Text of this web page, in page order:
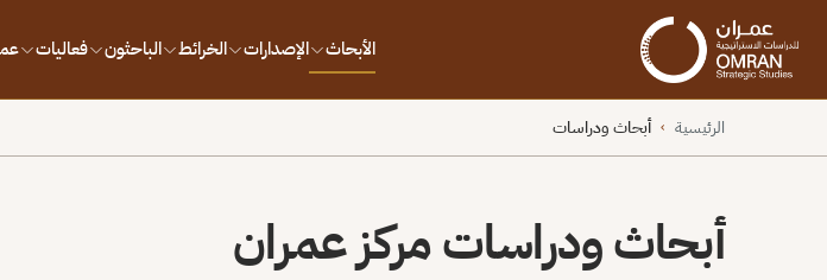
الأبحاث الإصدارات الخرائط الباحثون فعاليات
الرئيسية › أبحاث ودراسات
أبحاث ودراسات مركز عمران